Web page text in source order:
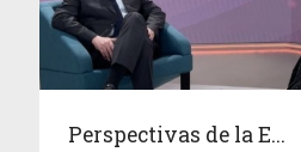
Perspectivas de la E...